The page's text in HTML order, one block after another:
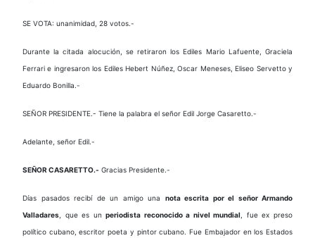
SE VOTA: unanimidad, 28 votos.-
Durante la citada alocución, se retiraron los Ediles Mario Lafuente, Graciela
Ferrari e ingresaron los Ediles Hebert Núñez, Oscar Meneses, Eliseo Servetto y
Eduardo Bonilla.-
SEÑOR PRESIDENTE.- Tiene la palabra el señor Edil Jorge Casaretto.-
Adelante, señor Edil.-
SEÑOR CASARETTO.- Gracias Presidente.-
Días pasados recibí de un amigo una nota escrita por el señor Armando
Valladares , que es unperiodista reconocido a nivel mundial , fue ex preso
político cubano, escritor poeta y pintor cubano. Fue Embajador en los Estados